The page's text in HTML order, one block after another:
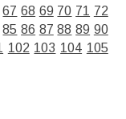
67 68 69 70 71
72
85 86 87 88 89 90
102 103 104 105